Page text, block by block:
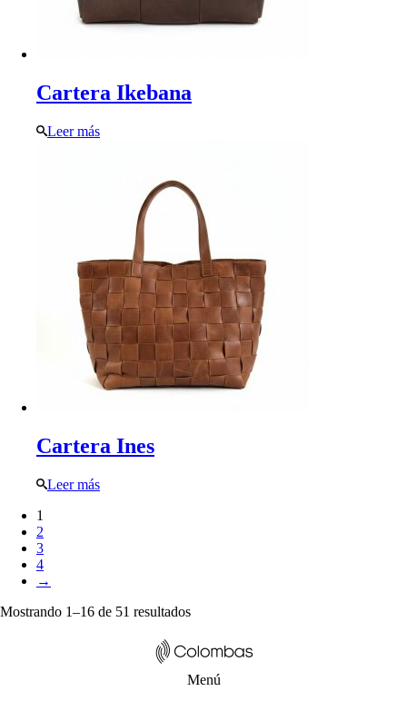
Cartera Ikebana
Leer más
Cartera Ines
Leer más
1
2
3
4
→
Mostrando 1–16 de 51 resultados
Menú